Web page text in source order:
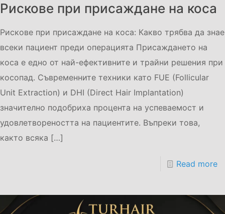
Рискове при присаждане на коса
Рискове при присаждане на коса: Какво трябва да знае
всеки пациент преди операцията Присаждането на
коса е едно от най-ефективните и трайни решения при
косопад. Съвременните техники като FUE (Follicular
Unit Extraction) и DHI (Direct Hair Implantation)
значително подобриха процента на успеваемост и
удовлетвореността на пациентите. Въпреки това,
както всяка […]
Read more